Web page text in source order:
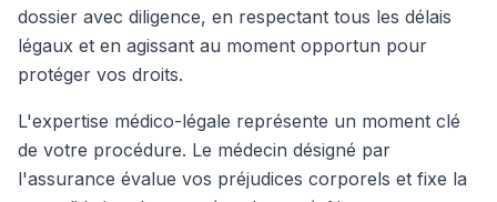
dossier avec diligence, en respectant tous les délais
légaux et en agissant au moment opportun pour
protéger vos droits.
L'expertise médico-légale représente un moment clé
de votre procédure. Le médecin désigné par
l'assurance évalue vos préjudices corporels et fixe la